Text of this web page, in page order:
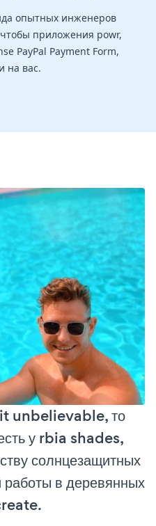
опытных инженеров
чтобы приложения powr,
PayPal Payment Form,
на вас.
unbelievable, то
у rbia shades,
солнцезащитных
в деревянных